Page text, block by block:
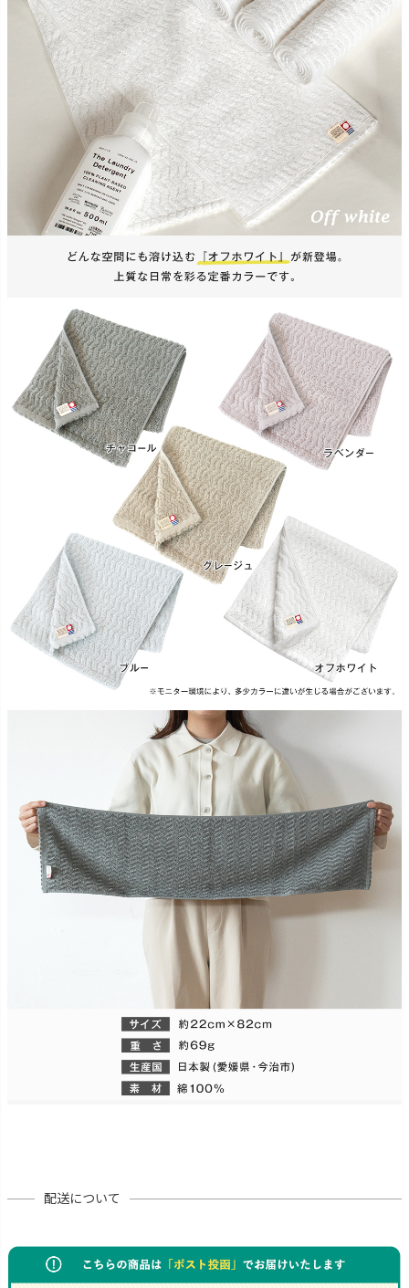
配送について